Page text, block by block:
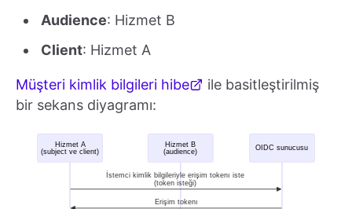
Audience: Hizmet B
Client: Hizmet A
Müşteri kimlik bilgileri hibe
ile basitleştirilmiş
bir sekans diyagramı: